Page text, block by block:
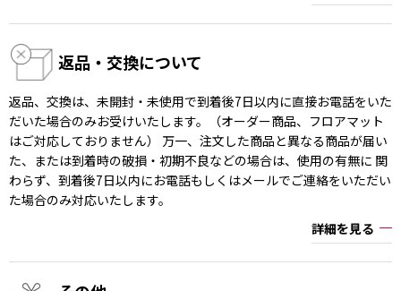
返品・交換について
返品、交換は、未開封・未使用で到着後7日以内に直接お電話をいた
だいた場合のみお受けいたします。（オーダー商品、フロアマット
はご対応しておりません） 万一、注文した商品と異なる商品が届い
た、または到着時の破損・初期不良などの場合は、使用の有無に 関
わらず、到着後7日以内にお電話もしくはメールでご連絡をいただい
た場合のみ対応いたします。
詳細を見る